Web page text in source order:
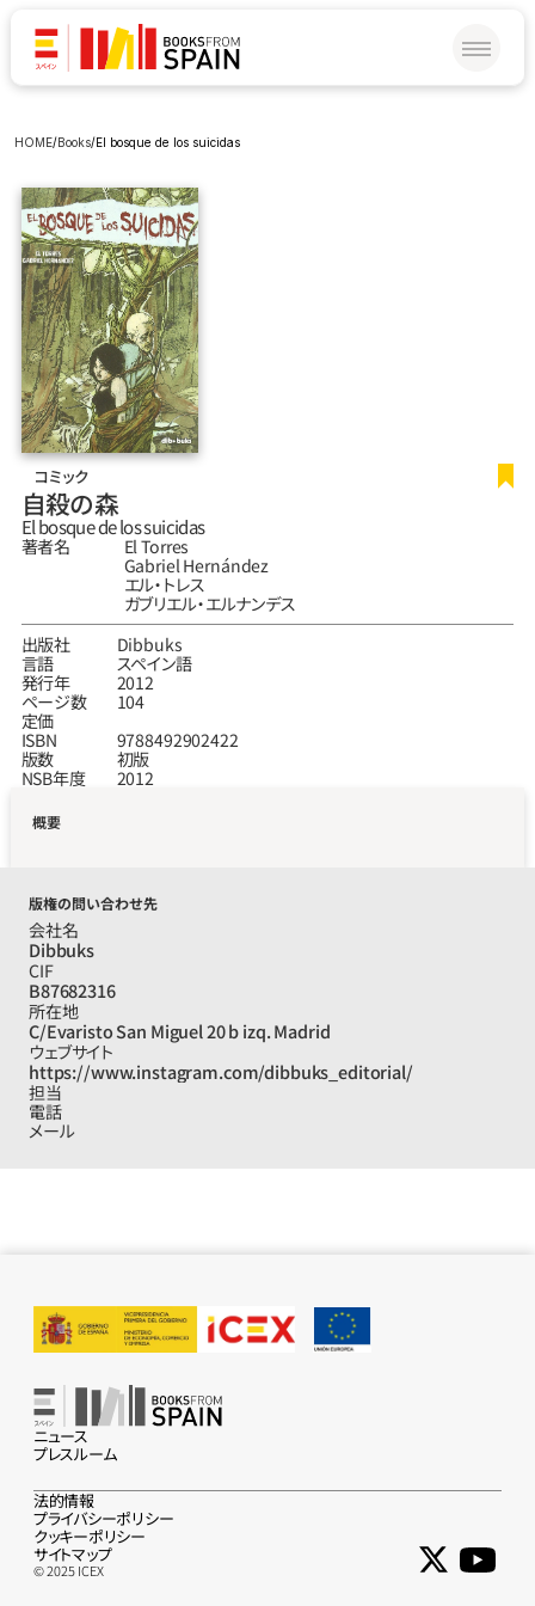
HOME/Books/El bosque de los suicidas
コミック
自殺の森
El bosque de los suicidas
著者名
El Torres
Gabriel Hernández
エル‧トレス
ガブリエル・エルナンデス
出版社
Dibbuks
言語
スペイン語
発行年
2012
ページ数
104
定価
ISBN
9788492902422
版数
初版
NSB年度
2012
概要
版権の問い合わせ先
会社名
Dibbuks
CIF
B87682316
所在地
C/Evaristo San Miguel 20 b izq. Madrid
ウェブサイト
https://www.instagram.com/dibbuks_editorial/
担当
電話
メール
ニュース
プレスルーム
© 2025 ICEX
法的情報
プライバシーポリシー
クッキーポリシー
サイトマップ